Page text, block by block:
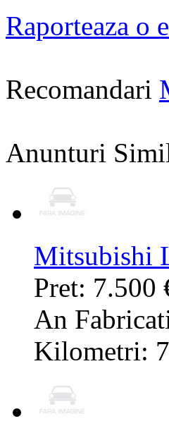
Raporteaza o
Recomandari
Anunturi
Mitsubishi
Pret: 7.500
An
Kilometri: